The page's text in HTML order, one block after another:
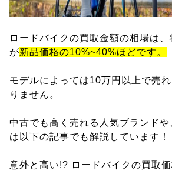
ロードバイクの買取金額の相場は
が新品価格の10%~40%ほどです。
モデルによっては10万円以上で売
りません。
中古でも高く売れる人気ブランド
は以下の記事でも解説しています！
意外と高い!? ロードバイクの買取